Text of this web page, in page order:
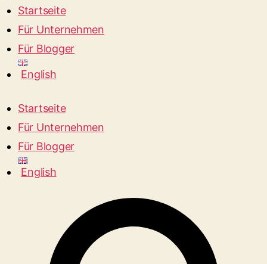
Startseite
Für Unternehmen
Für Blogger
English
Startseite
Für Unternehmen
Für Blogger
English